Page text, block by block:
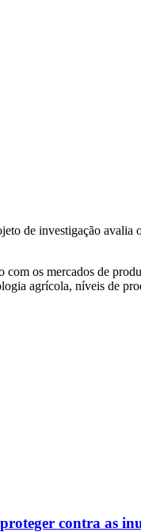
de investigação avalia
os mercados de
agrícola, níveis de
contra as